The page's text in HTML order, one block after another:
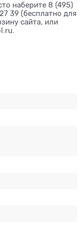
наберите 8 (495)
39 (бесплатно для
сайта, или